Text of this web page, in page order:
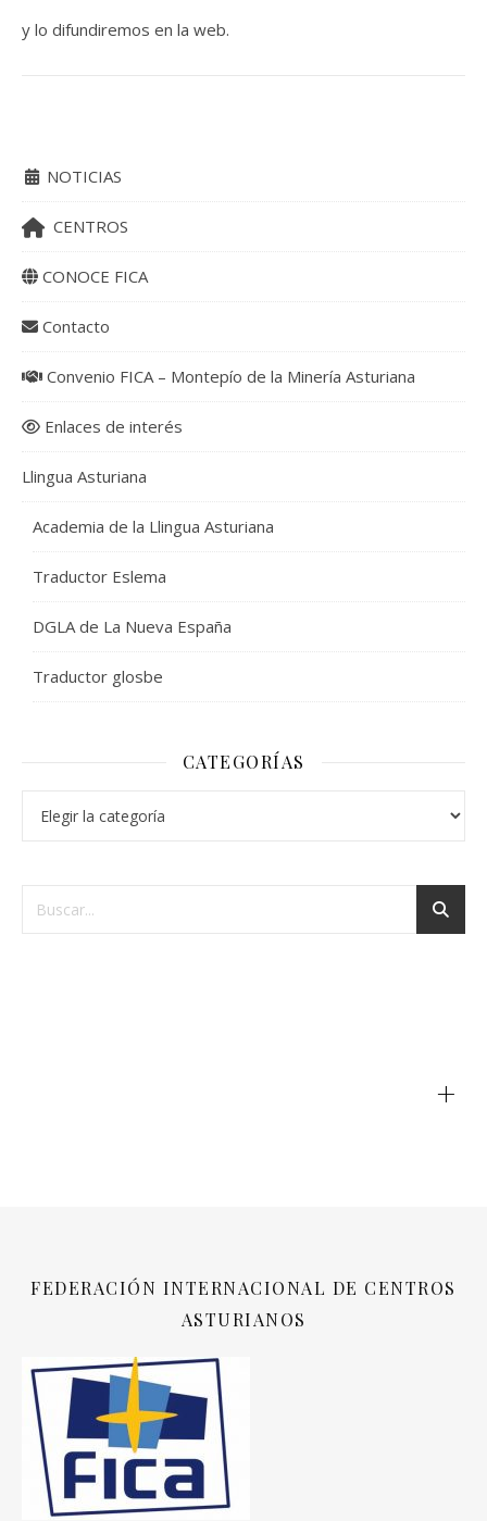
y lo difundiremos en la web.
NOTICIAS
CENTROS
CONOCE FICA
Contacto
Convenio FICA – Montepío de la Minería Asturiana
Enlaces de interés
Llingua Asturiana
Academia de la Llingua Asturiana
Traductor Eslema
DGLA de La Nueva España
Traductor glosbe
CATEGORÍAS
+
FEDERACIÓN INTERNACIONAL DE CENTROS
ASTURIANOS